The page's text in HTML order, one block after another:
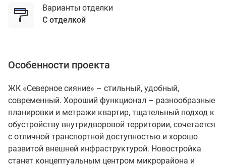
Варианты отделки
с отделкой
Особенности проекта
ЖК «Северное сияние» – стильный, удобный,
современный. Хороший функционал – разнообразные
планировки и метражи квартир, тщательный подход к
обустройству внутридворовой территории, сочетается
с отличной транспортной доступностью и хорошо
развитой внешней инфраструктурой. Новостройка
станет концептуальным центром микрорайона и